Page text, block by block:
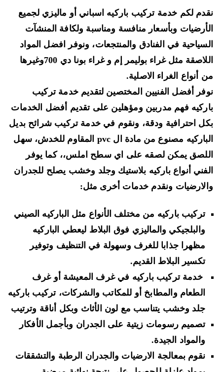
لكم خدمة تركيبباركيه اسباني أو ماليزيلجميع
وبأسعار منافسة ومناسبة ولكافة المنشآت
في الفنادق والمنتجعات، ونوفر افضل المواد
مثلغراء بوليمر إم و غراء بونا دي 700و
غيرها
أنواع الغراء الاصلية.
أفضل الفنيين المختصين لتقديم خدمة تركيب
فهم مدربين ومؤهلين على تقديم أفضل الخدمات
احترافية ودقة، ونقوم في خدمة تركيب شرائح بديل
مصنوع من مادة ال pvcالمقاوم للخدش، سهل
يمكن لصقه على اي سطح املس،، كما يوفر
أنواع باركيهبلاستيك وجلد وخشبيصلح للجدران
ونقدم خدمات أخرى مثل:
تركيب باركيه من مختلف الأنواع مثلالباركيه الصيني
والبلجيكي والماليزيفوق البلاط ليعطي الباركيه
مظهرا جذابا للغرف وسهولة في التنظيف وتوفير
تكسير البلاط القديم.
خدمة تركيب باركيه في غرف المعيشة أو غرف
الطعام والمطابخ أو للمكاتب والشركات، تركيبباركيه
جلد وخشبيتناسب مع لون الأثاث وبكل أناقة وترتيب
تصميم رسومات زيتية على الجدرانوبأجمل الأفكار
والمواد الجيدة.
نقومبمعالجة الارضيات والجدران الرطبةوالتشققات